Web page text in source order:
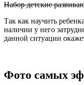
Набор детские
Так как научить
наличии у него
данной ситуации
Фото самых